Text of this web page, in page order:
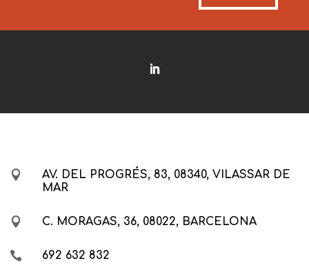

AV. DEL PROGRÉS, 83, 08340, VILASSAR DE
MAR
 C. MORAGAS, 36, 08022, BARCELONA
 692 632 832